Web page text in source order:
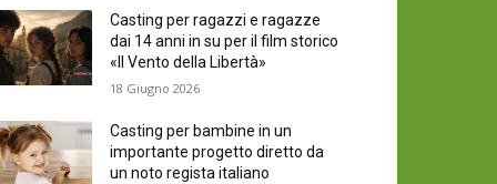
Casting per ragazzi e ragazze
dai 14 anni in su per il film storico
«Il Vento della Libertà»
18 Giugno 2026
Casting per bambine in un
importante progetto diretto da
un noto regista italiano